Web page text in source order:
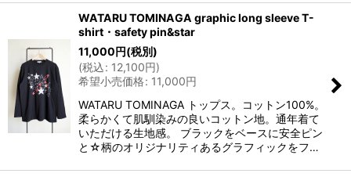
WATARU TOMINAGA graphic long sleeve T-
shirt・safety pin&star
11,000円(税別)
(税込: 12,100円)
希望小売価格: 11,000円
WATARU TOMINAGA トップス。コットン100%。
柔らかくて肌馴染みの良いコットン地。通年着て
いただける生地感。 ブラックをベースに安全ピン
と☆柄のオリジナリティあるグラフィックをフ…